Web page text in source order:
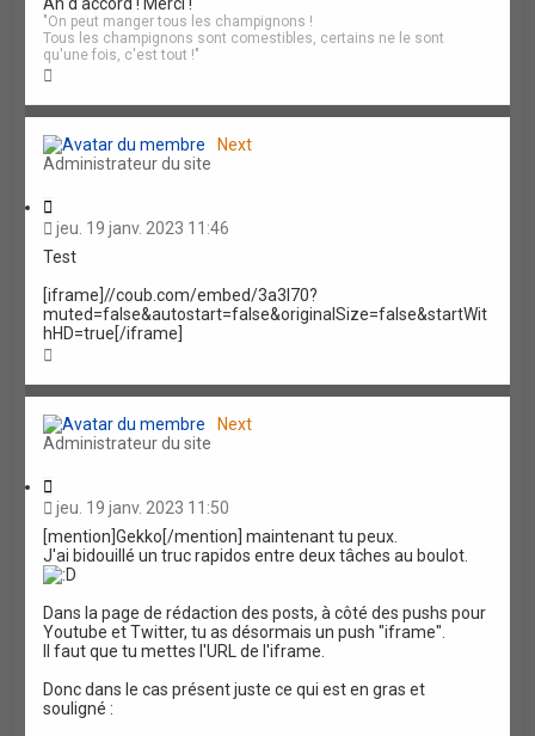
a
t
i
o
"On peut manger tous les champignons !
Tous les champignons sont comestibles, certains ne le sont
qu'une fois, c'est tout !"
u
Next
Administrateur du site
C
t
a
i
o
n
jeu. 19 janv. 2023 11:46
Test
[iframe]//coub.com/embed/3a3l70?
muted=false&autostart=false&originalSize=false&startWit
hHD=true[/iframe]
u
Next
Administrateur du site
C
t
a
t
i
n
jeu. 19 janv. 2023 11:50
[mention]Gekko[/mention] maintenant tu peux.
J'ai bidouillé un truc rapidos entre deux tâches au boulot.
Dans la page de rédaction des posts, à côté des pushs pour
Youtube et Twitter, tu as désormais un push "iframe".
Il faut que tu mettes l'URL de l'iframe.
Donc dans le cas présent juste ce qui est en gras et
souligné :